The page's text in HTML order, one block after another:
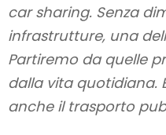
car sharing. Senza
infrastrutture, una
Partiremo da quelle
dalla vita quotidiana.
anche il trasporto